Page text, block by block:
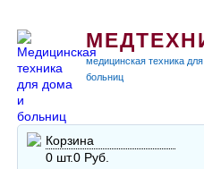
медицинская техника
больниц
Корзина
0 шт.0 Руб.